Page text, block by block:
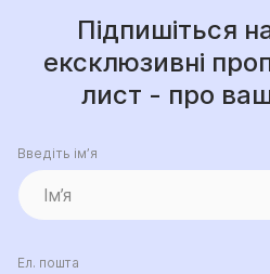
Підпишіться
ексклюзивні
лист - про
Введіть ім’я
Ел. пошта